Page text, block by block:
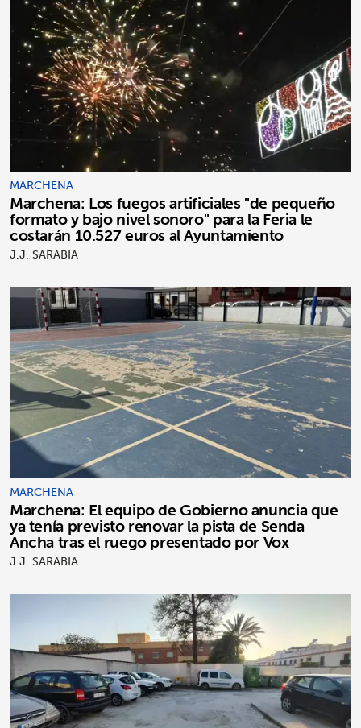
MARCHENA
Marchena: Los fuegos artificiales "de pequeño
formato y bajo nivel sonoro" para la Feria le
costarán 10.527 euros al Ayuntamiento
J.J. SARABIA
MARCHENA
Marchena: El equipo de Gobierno anuncia que
ya tenía previsto renovar la pista de Senda
Ancha tras el ruego presentado por Vox
J.J. SARABIA